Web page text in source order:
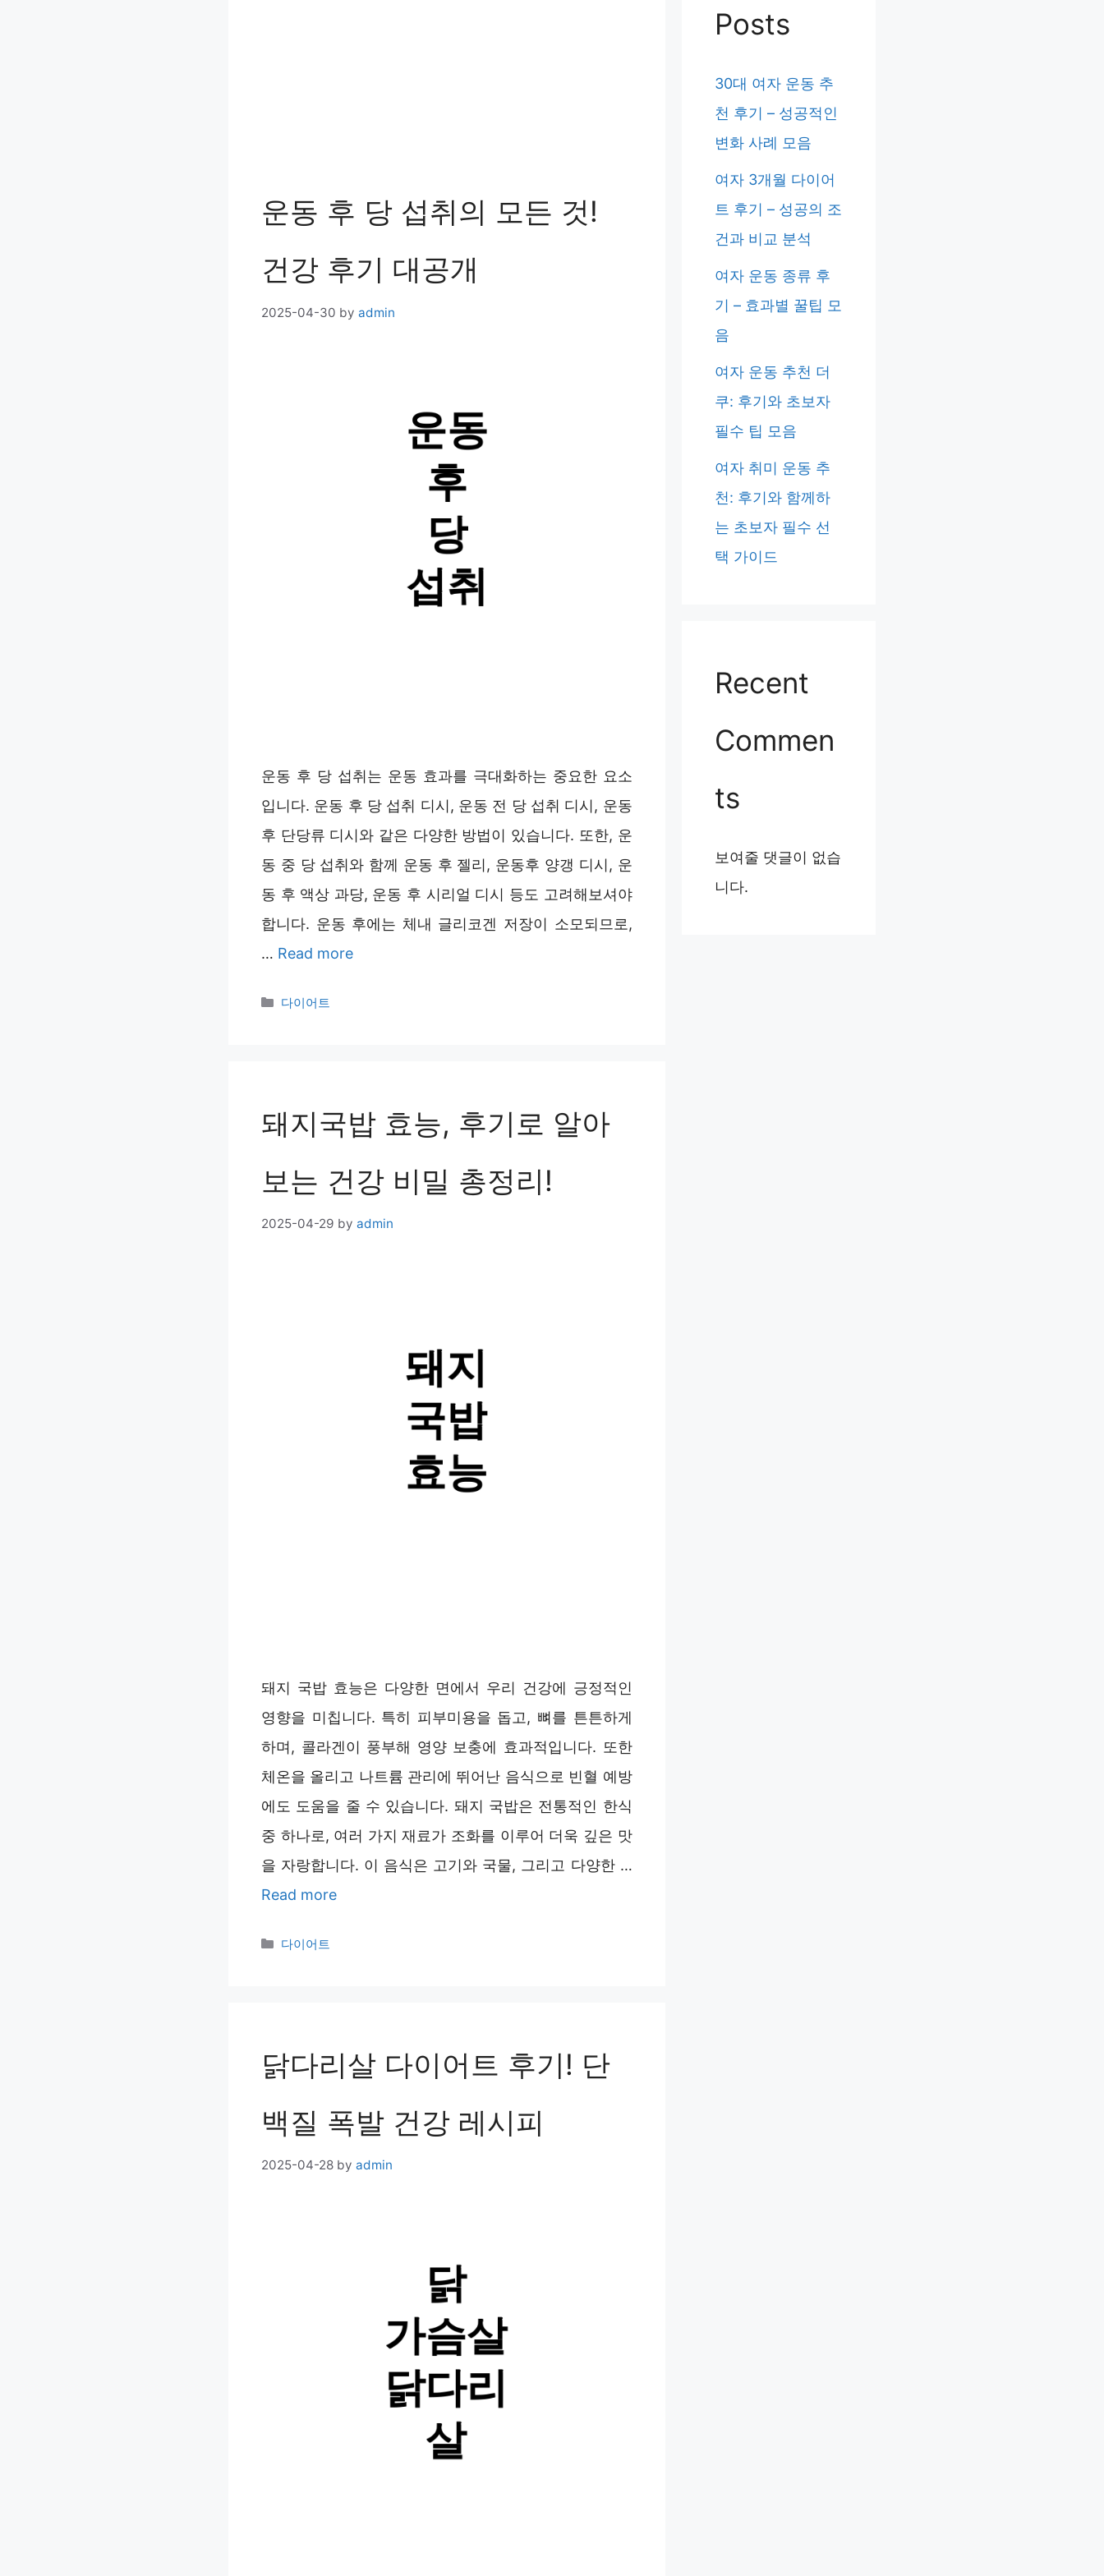
운동 후 당 섭취의 모든 것!
건강 후기 대공개
2025-04-30 by admin
운동 후 당 섭취는 운동 효과를 극대화하는 중요한 요소
입니다. 운동 후 당 섭취 디시, 운동 전 당 섭취 디시, 운동
후 단당류 디시와 같은 다양한 방법이 있습니다. 또한, 운
동 중 당 섭취와 함께 운동 후 젤리, 운동후 양갱 디시, 운
동 후 액상 과당, 운동 후 시리얼 디시 등도 고려해보셔야
합니다. 운동 후에는 체내 글리코겐 저장이 소모되므로,
… Read more
Categories
다이어트
돼지국밥 효능, 후기로 알아
보는 건강 비밀 총정리!
2025-04-29 by admin
돼지 국밥 효능은 다양한 면에서 우리 건강에 긍정적인
영향을 미칩니다. 특히 피부미용을 돕고, 뼈를 튼튼하게
하며, 콜라겐이 풍부해 영양 보충에 효과적입니다. 또한
체온을 올리고 나트륨 관리에 뛰어난 음식으로 빈혈 예방
에도 도움을 줄 수 있습니다. 돼지 국밥은 전통적인 한식
중 하나로, 여러 가지 재료가 조화를 이루어 더욱 깊은 맛
을 자랑합니다. 이 음식은 고기와 국물, 그리고 다양한 …
Read more
Categories
다이어트
닭다리살 다이어트 후기! 단
백질 폭발 건강 레시피
2025-04-28 by admin
Posts
30대 여자 운동 추
천 후기 – 성공적인
변화 사례 모음
여자 3개월 다이어
트 후기 – 성공의 조
건과 비교 분석
여자 운동 종류 후
기 – 효과별 꿀팁 모
음
여자 운동 추천 더
쿠: 후기와 초보자
필수 팁 모음
여자 취미 운동 추
천: 후기와 함께하
는 초보자 필수 선
택 가이드
Recent
Commen
ts
보여줄 댓글이 없습
니다.